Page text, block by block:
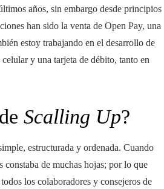
años, sin embargo desde principios
han sido la venta de Open Pay, una
estoy trabajando en el desarrollo de
y una tarjeta de débito, tanto en
Scalling Up?
estructurada y ordenada. Cuando
constaba de muchas hojas; por lo que
los colaboradores y consejeros de